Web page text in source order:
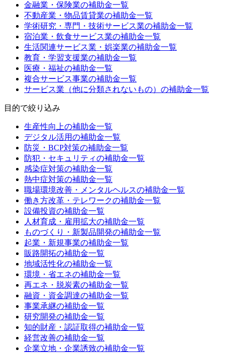
金融業・保険業の補助金一覧
不動産業・物品賃貸業の補助金一覧
学術研究・専門・技術サービス業の補助金一覧
宿泊業・飲食サービス業の補助金一覧
生活関連サービス業・娯楽業の補助金一覧
教育・学習支援業の補助金一覧
医療・福祉の補助金一覧
複合サービス事業の補助金一覧
サービス業（他に分類されないもの） の補助金一覧
目的で絞り込み
生産性向上の補助金一覧
デジタル活用の補助金一覧
防災・BCP対策の補助金一覧
防犯・セキュリティの補助金一覧
感染症対策の補助金一覧
熱中症対策の補助金一覧
職場環境改善・メンタルヘルスの補助金一覧
働き方改革・テレワークの補助金一覧
設備投資の補助金一覧
人材育成・雇用拡大の補助金一覧
ものづくり・新製品開発の補助金一覧
起業・新規事業の補助金一覧
販路開拓の補助金一覧
地域活性化の補助金一覧
環境・省エネの補助金一覧
再エネ・脱炭素の補助金一覧
融資・資金調達の補助金一覧
事業承継の補助金一覧
研究開発の補助金一覧
知的財産・認証取得の補助金一覧
経営改善の補助金一覧
企業立地・企業誘致の補助金一覧